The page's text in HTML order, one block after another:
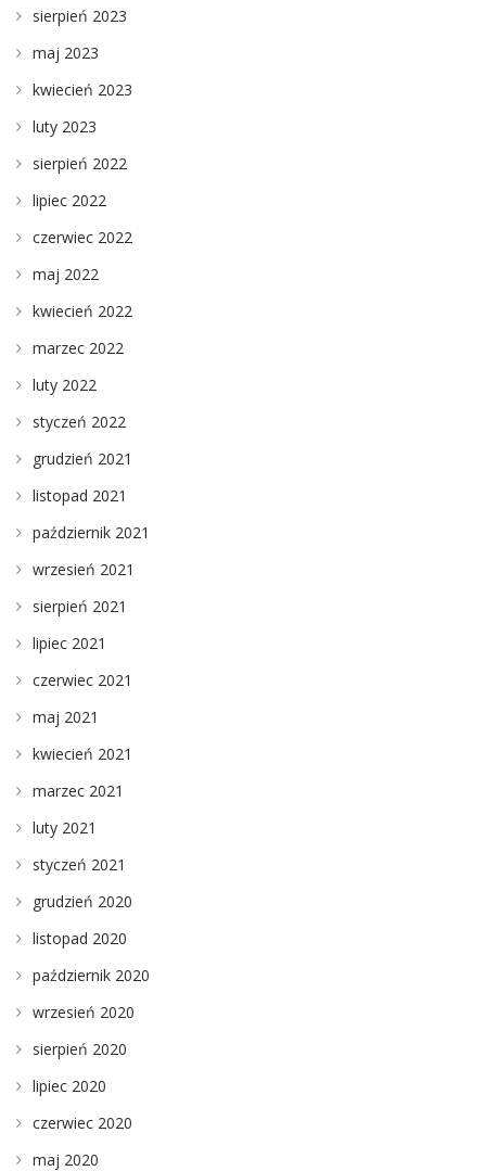
sierpień 2023
maj 2023
kwiecień 2023
luty 2023
sierpień 2022
lipiec 2022
czerwiec 2022
maj 2022
kwiecień 2022
marzec 2022
luty 2022
styczeń 2022
grudzień 2021
listopad 2021
październik 2021
wrzesień 2021
sierpień 2021
lipiec 2021
czerwiec 2021
maj 2021
kwiecień 2021
marzec 2021
luty 2021
styczeń 2021
grudzień 2020
listopad 2020
październik 2020
wrzesień 2020
sierpień 2020
lipiec 2020
czerwiec 2020
maj 2020